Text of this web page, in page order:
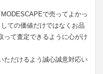
で売ってよかっ
ての価値だけではなくお品
って査定できるように心がけ
ただけるよう誠心誠意対応い